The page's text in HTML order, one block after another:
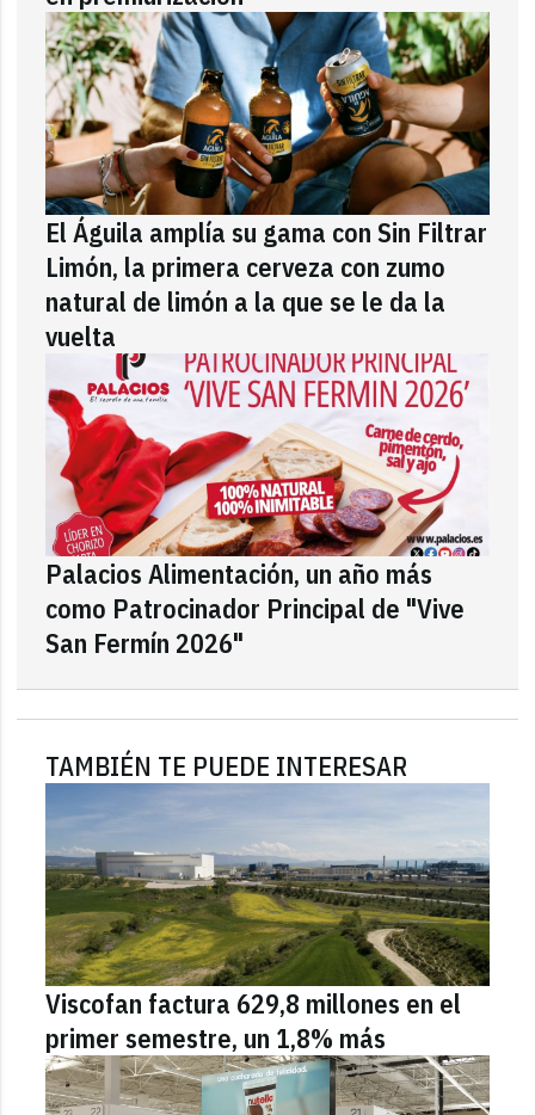
El Águila amplía su gama con Sin Filtrar
Limón, la primera cerveza con zumo
natural de limón a la que se le da la
vuelta
Palacios Alimentación, un año más
como Patrocinador Principal de "Vive
San Fermín 2026"
TAMBIÉN TE PUEDE INTERESAR
Viscofan factura 629,8 millones en el
primer semestre, un 1,8% más